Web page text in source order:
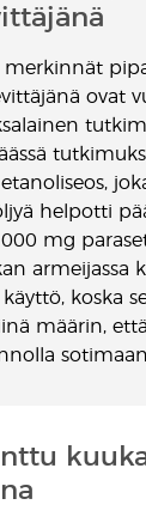
merkinnät
ovat
helpotti
mg
armeijassa
koska
määrin,
sotimaan